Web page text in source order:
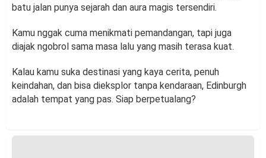
batu jalan punya sejarah dan aura magis tersendiri.
Kamu nggak cuma menikmati pemandangan, tapi juga
diajak ngobrol sama masa lalu yang masih terasa kuat.
Kalau kamu suka destinasi yang kaya cerita, penuh
keindahan, dan bisa dieksplor tanpa kendaraan, Edinburgh
adalah tempat yang pas. Siap berpetualang?